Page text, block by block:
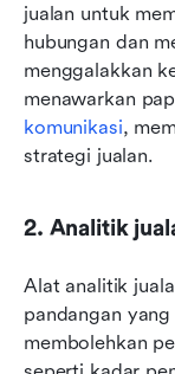
jualan untuk
hubungan dan
menggalakkan
menawarkan
komunikasi,
strategi jualan.
2. Analitik
Alat analitik
pandangan
membolehkan